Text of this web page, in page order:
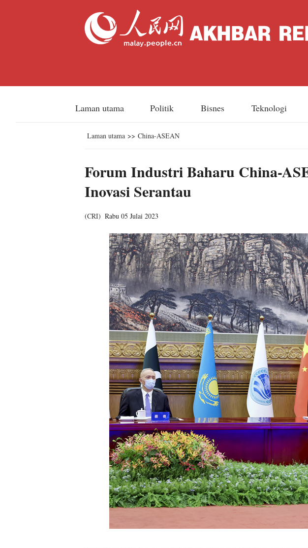
Laman utama Politik Bisnes Teknologi
Laman utama >> China-ASEAN
Forum Industri Baharu China-
Inovasi Serantau
(CRI) Rabu 05 Julai 2023